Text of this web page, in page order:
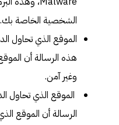
الشخصية الخاصة بك.
الموقع الذي تحاول
هذه الرسالة أن
وغير آمن.
الموقع الذي تحاول
الرسالة أن الموقع